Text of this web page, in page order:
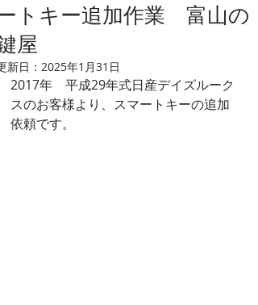
トキー追加作業 富山の
屋
新日： 2025年1月31日
2017年　平成29年式日産デイズルーク
スのお客様より、スマートキーの追加
依頼です。